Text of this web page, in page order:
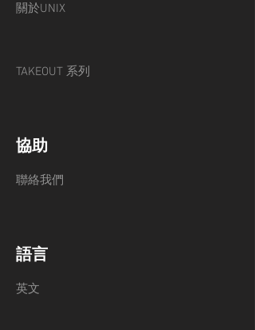
關於UNIX
TAKEOUT 系列
協助
聯絡我們
語言
英文